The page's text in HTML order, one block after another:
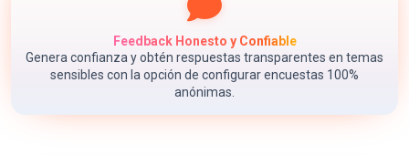
Feedback Honesto y Confiable
Genera confianza y obtén respuestas transparentes en temas
sensibles con la opción de configurar encuestas 100%
anónimas.